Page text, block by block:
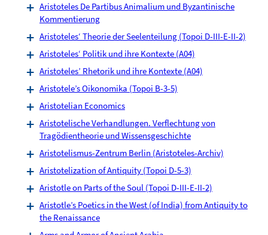
Aristoteles De Partibus Animalium und Byzantinische
Kommentierung
Aristoteles‘ Theorie der Seelenteilung (Topoi D-III-E-II-2)
Aristoteles‘ Politik und ihre Kontexte (A04)
Aristoteles’ Rhetorik und ihre Kontexte (A04)
Aristotele’s Oikonomika (Topoi B-3-5)
Aristotelian Economics
Aristotelische Verhandlungen. Verflechtung von
Tragödientheorie und Wissensgeschichte
Aristotelismus-Zentrum Berlin (Aristoteles-Archiv)
Aristotelization of Antiquity (Topoi D-5-3)
Aristotle on Parts of the Soul (Topoi D-III-E-II-2)
Aristotle’s Poetics in the West (of India) from Antiquity to
the Renaissance